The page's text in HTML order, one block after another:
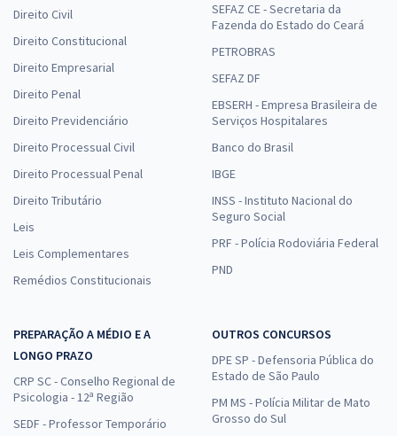
Direito Civil
Direito Constitucional
Direito Empresarial
Direito Penal
Direito Previdenciário
Direito Processual Civil
Direito Processual Penal
Direito Tributário
Leis
Leis Complementares
Remédios Constitucionais
SEFAZ CE - Secretaria da
Fazenda do Estado do Ceará
PETROBRAS
SEFAZ DF
EBSERH - Empresa Brasileira de
Serviços Hospitalares
Banco do Brasil
IBGE
INSS - Instituto Nacional do
Seguro Social
PRF - Polícia Rodoviária Federal
PND
PREPARAÇÃO A MÉDIO E A
LONGO PRAZO
CRP SC - Conselho Regional de
Psicologia - 12ª Região
SEDF - Professor Temporário
OUTROS CONCURSOS
DPE SP - Defensoria Pública do
Estado de São Paulo
PM MS - Polícia Militar de Mato
Grosso do Sul